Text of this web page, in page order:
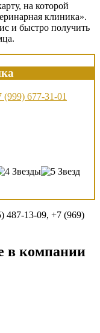
на которой
клиника».
и быстро получить
(999) 677-31-01
487-13-09, +7 (969)
в компании